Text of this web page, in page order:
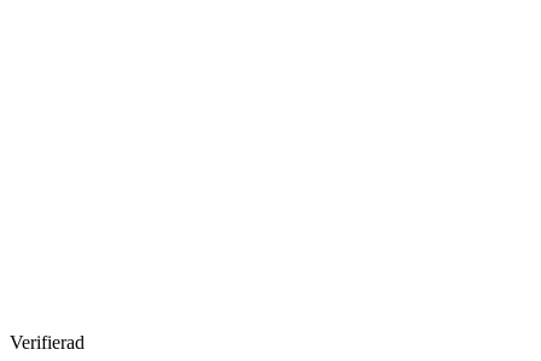
Verifierad